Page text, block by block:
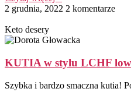
2 grudnia, 2022 2 komentarze
Keto desery
KUTIA w stylu LCHF
Szybka i bardzo smaczna kutia!